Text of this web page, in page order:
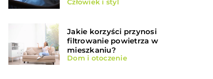
Człowiek i styl
Jakie korzyści przynosi
filtrowanie powietrza w
mieszkaniu?
Dom i otoczenie